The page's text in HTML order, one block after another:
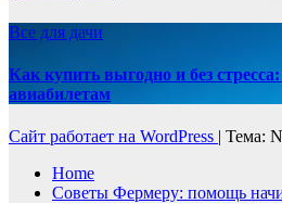
Все для дачи
Как купить выгодно и без
авиабилетам
Сайт работает на WordPress | Тема:
Home
Советы Фермеру: помощь